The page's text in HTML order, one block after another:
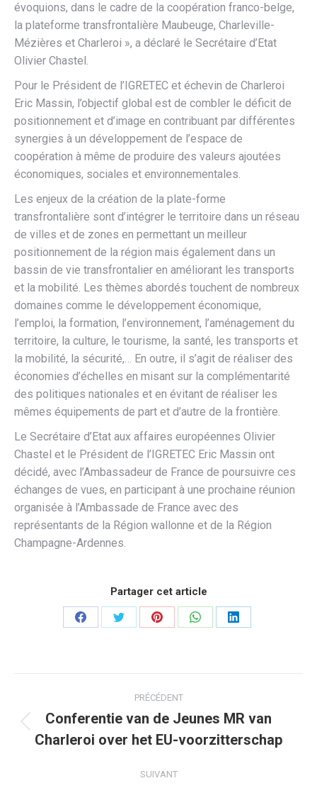
évoquions, dans le cadre de la coopération franco-belge,
la plateforme transfrontalière Maubeuge, Charleville-
Mézières et Charleroi », a déclaré le Secrétaire d’Etat
Olivier Chastel.
Pour le Président de l’IGRETEC et échevin de Charleroi
Eric Massin, l’objectif global est de combler le déficit de
positionnement et d’image en contribuant par différentes
synergies à un développement de l’espace de
coopération à même de produire des valeurs ajoutées
économiques, sociales et environnementales.
Les enjeux de la création de la plate-forme
transfrontalière sont d’intégrer le territoire dans un réseau
de villes et de zones en permettant un meilleur
positionnement de la région mais également dans un
bassin de vie transfrontalier en améliorant les transports
et la mobilité. Les thèmes abordés touchent de nombreux
domaines comme le développement économique,
l’emploi, la formation, l’environnement, l’aménagement du
territoire, la culture, le tourisme, la santé, les transports et
la mobilité, la sécurité,… En outre, il s’agit de réaliser des
économies d’échelles en misant sur la complémentarité
des politiques nationales et en évitant de réaliser les
mêmes équipements de part et d’autre de la frontière.
Le Secrétaire d’Etat aux affaires européennes Olivier
Chastel et le Président de l’IGRETEC Eric Massin ont
décidé, avec l’Ambassadeur de France de poursuivre ces
échanges de vues, en participant à une prochaine réunion
organisée à l’Ambassade de France avec des
représentants de la Région wallonne et de la Région
Champagne-Ardennes.
Partager cet article
PartagerPartagerPartagerPartagerPartager
article
PRÉCÉDENT
précédent
Conferentie van de Jeunes MR van
Charleroi over het EU-voorzitterschap
SUIVANT